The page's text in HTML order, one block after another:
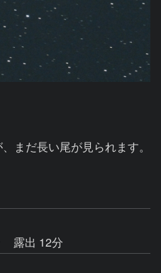
まだ長い尾が見られます。
露出 12分